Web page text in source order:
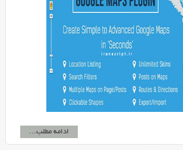
ادامه مطلب...